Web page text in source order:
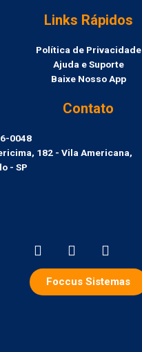
Links Rápidos
Política de Privacidade
Ajuda e Suporte
Baixe Nosso App
Contato
0048
182 - Vila Americana,
- SP
Foccus Sistemas